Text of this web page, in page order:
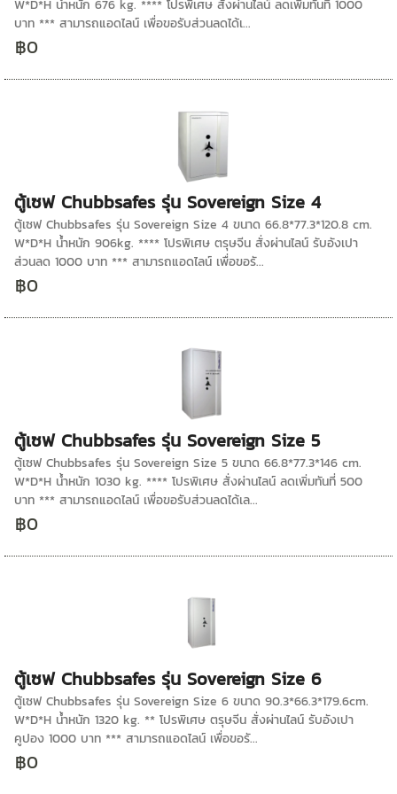
W*D*H น้ำหนัก 676 kg. **** โปรพิเศษ สั่งผ่านไลน์ ลดเพิ่มทันที่ 1000
บาท *** สามารถแอดไลน์ เพื่อขอรับส่วนลดได้เ...
฿0
ตู้เซฟ Chubbsafes รุ่น Sovereign Size 4
ตู้เซฟ Chubbsafes รุ่น Sovereign Size 4 ขนาด 66.8*77.3*120.8 cm.
W*D*H น้ำหนัก 906kg. **** โปรพิเศษ ตรุษจีน สั่งผ่านไลน์ รับอังเปา
ส่วนลด 1000 บาท *** สามารถแอดไลน์ เพื่อขอรั...
฿0
ตู้เซฟ Chubbsafes รุ่น Sovereign Size 5
ตู้เซฟ Chubbsafes รุ่น Sovereign Size 5 ขนาด 66.8*77.3*146 cm.
W*D*H น้ำหนัก 1030 kg. **** โปรพิเศษ สั่งผ่านไลน์ ลดเพิ่มทันที่ 500
บาท *** สามารถแอดไลน์ เพื่อขอรับส่วนลดได้เล...
฿0
ตู้เซฟ Chubbsafes รุ่น Sovereign Size 6
ตู้เซฟ Chubbsafes รุ่น Sovereign Size 6 ขนาด 90.3*66.3*179.6cm.
W*D*H น้ำหนัก 1320 kg. ** โปรพิเศษ ตรุษจีน สั่งผ่านไลน์ รับอังเปา
คูปอง 1000 บาท *** สามารถแอดไลน์ เพื่อขอรั...
฿0